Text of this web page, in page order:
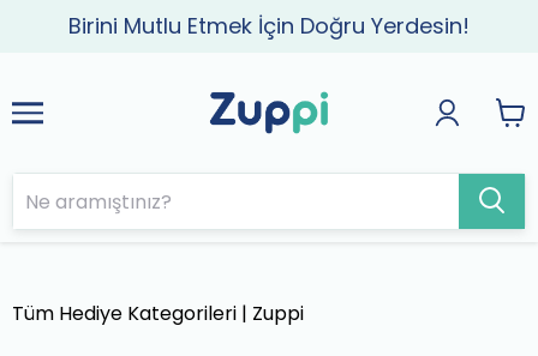
Birini Mutlu Etmek İçin Doğru Yerdesin!
Tüm Hediye Kategorileri | Zuppi